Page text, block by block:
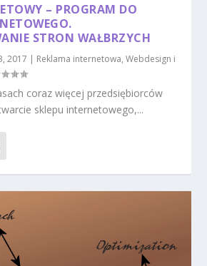
– PROGRAM DO
STRON WAŁBRZYCH
2017 | Reklama internetowa,Webdesign i
coraz więcej przedsiębiorców
sklepu internetowego,...